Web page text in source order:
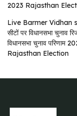
2023 Rajasthan
Live Barmer Vidhan
सीटों पर विधानसभा
विधानसभा चुनाव
Rajasthan Election